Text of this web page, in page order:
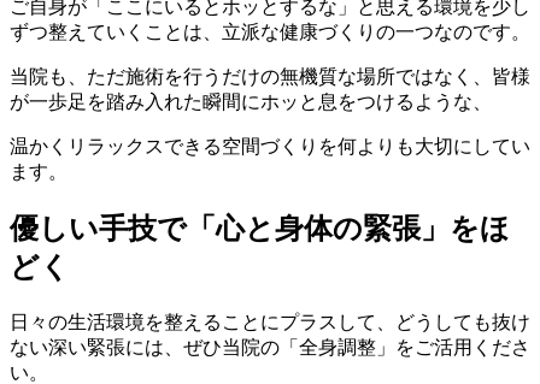
ご自身が「ここにいるとホッとするな」と思える環境を少し
ずつ整えていくことは、立派な健康づくりの一つなのです。
当院も、ただ施術を行うだけの無機質な場所ではなく、皆様
が一歩足を踏み入れた瞬間にホッと息をつけるような、
温かくリラックスできる空間づくりを何よりも大切にしてい
ます。
優しい手技で「心と身体の緊張」をほ
どく
日々の生活環境を整えることにプラスして、どうしても抜け
ない深い緊張には、ぜひ当院の「全身調整」をご活用くださ
い。